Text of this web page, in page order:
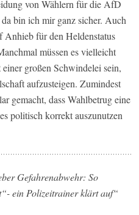
von Wählern für die AfD
bin ich mir ganz sicher. Auch
für den Heldenstatus
müssen es vielleicht
großen Schwindelei sein,
aufzusteigen. Zumindest
gemacht, dass Wahlbetrug eine
politisch korrekt auszunutzen
Gefahrenabwehr: So
ein Polizeitrainer klärt auf“